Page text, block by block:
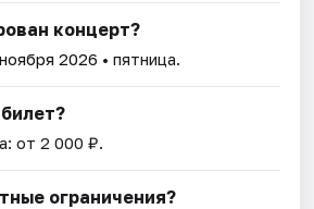
концерт?
2026 • пятница.
от 2 000 ₽.
ограничения?